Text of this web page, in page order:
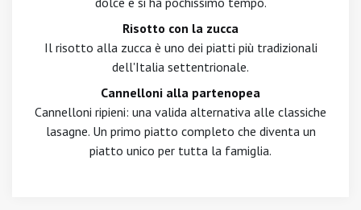
Risotto con la zucca
Il risotto alla zucca è uno dei piatti più tradizionali
dell'Italia settentrionale.
Cannelloni alla partenopea
Cannelloni ripieni: una valida alternativa alle classiche
lasagne. Un primo piatto completo che diventa un
piatto unico per tutta la famiglia.